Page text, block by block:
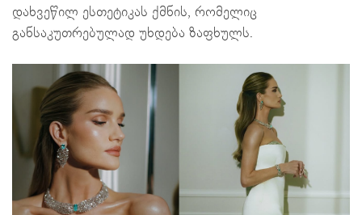
დახვეწილ ესთეტიკას ქმნის, რომელიც
განსაკუთრებულად უხდება ზაფხულს.